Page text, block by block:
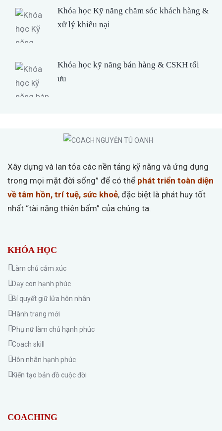
Khóa học Kỹ năng chăm sóc khách hàng &
xử lý khiếu nại
Khóa học kỹ năng bán hàng & CSKH tối
ưu
Xây dựng và lan tỏa các nền tảng kỹ năng và ứng dụng
trong mọi mặt đời sống” để có thể phát triển toàn diện
về tâm hồn, trí tuệ, sức khoẻ, đặc biệt là phát huy tốt
nhất “tài năng thiên bẩm” của chúng ta.
KHÓA HỌC
Làm chủ cảm xúc
Dạy con hạnh phúc
Bí quyết giữ lửa hôn nhân
Hành trang mới
Phụ nữ làm chủ hạnh phúc
Coach skill
Hôn nhân hạnh phúc
Kiến tạo bản đồ cuộc đời
COACHING